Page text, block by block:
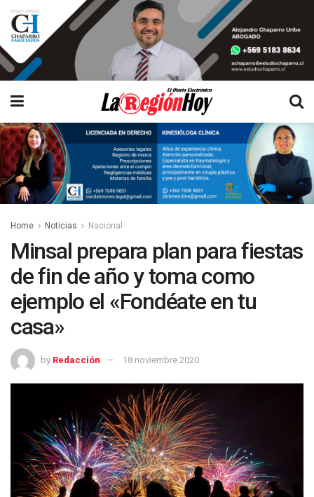
Home Noticias Nacional
Minsal prepara plan para fiestas
de fin de año y toma como
ejemplo el «Fondéate en tu
casa»
by Redacción 18 noviembre 2020